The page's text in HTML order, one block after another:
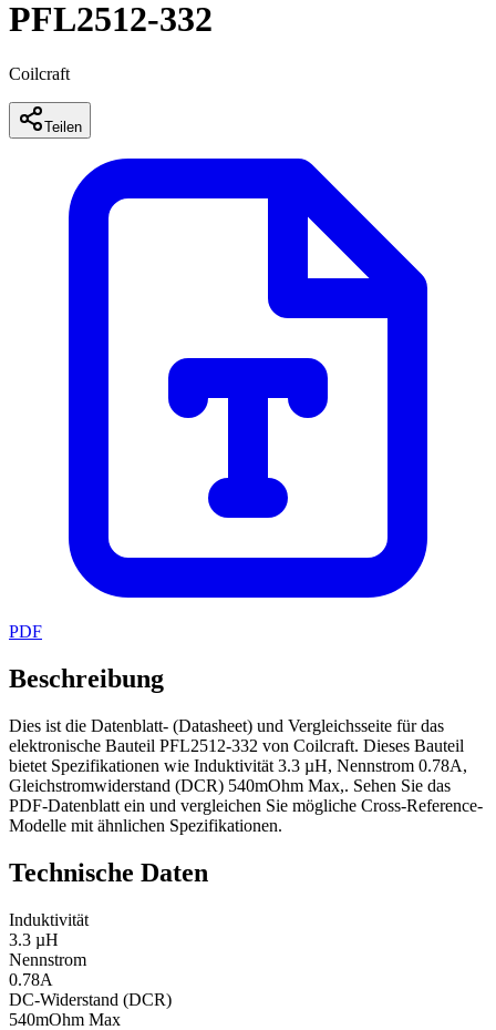
PFL2512-332
Coilcraft
Teilen
PDF
Beschreibung
Dies ist die Datenblatt- (Datasheet) und Vergleichsseite für das
elektronische Bauteil PFL2512-332 von Coilcraft. Dieses Bauteil
bietet Spezifikationen wie Induktivität 3.3 µH, Nennstrom 0.78A,
Gleichstromwiderstand (DCR) 540mOhm Max,. Sehen Sie das
PDF-Datenblatt ein und vergleichen Sie mögliche Cross-Reference-
Modelle mit ähnlichen Spezifikationen.
Technische Daten
Induktivität
3.3 µH
Nennstrom
0.78A
DC-Widerstand (DCR)
540mOhm Max